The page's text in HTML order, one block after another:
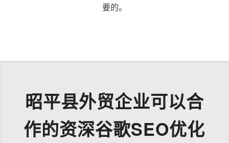
要的。
昭平县外贸企业可以合
作的资深谷歌SEO优化